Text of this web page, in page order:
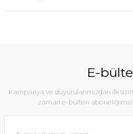
E-
Kampanya ve duyurularımızdan ilk
zaman e-bülten